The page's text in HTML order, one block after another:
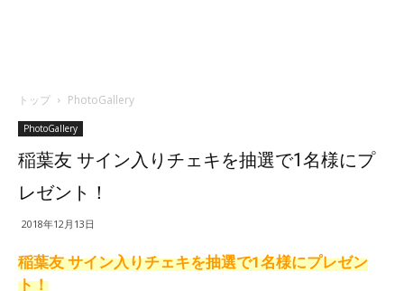
トップ PhotoGallery
PhotoGallery
稲葉友 サイン入りチェキを抽選で1名様にプ
レゼント！
2018年12月13日
稲葉友 サイン入りチェキを抽選で1名様にプレゼン
ト！